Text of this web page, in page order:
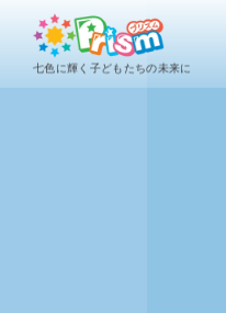
七色に輝く子どもたちの未来に